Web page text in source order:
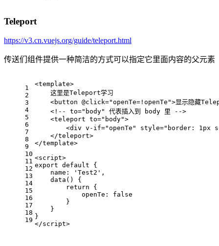
Teleport
https://v3.cn.vuejs.org/guide/teleport.html
传送们组件提供一种简洁的方式可以指定它里面内容的父元素
1
2
3
4
5
6
7
8
9
10
11
12
13
14
15
16
17
18
19
<template>
    这里是Teleport学习
<button @click="openTe=!openTe">显示隐藏
<!-- to="body" 代表插入到 body 里 -->
<teleport to="body">
<div v-if="openTe" style="border: 1px
</teleport>
</template>
<script>
export default {
name : 'Test2' ,
data ( ) {
return {
openTe : false
        }
    }
}
</script>